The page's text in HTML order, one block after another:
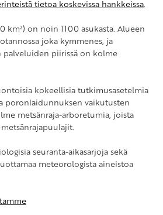
tietoa koskevissa hankkeissa.
km²) on noin 1100 asukasta. Alueen
joka kymmenes, ja
piirissä on kolme
kokeellisia tutkimusasetelmia
poronlaidunnuksen vaikutusten
metsänraja-arboretumia, joista
seuranta-aikasarjoja sekä
meteorologista aineistoa